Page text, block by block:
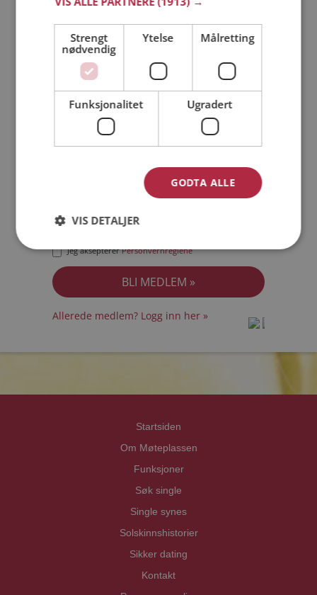
Bli medlem gratis!
Jeg er en:
Jeg akseptererPersonvernreglene
Allerede medlem? Logg inn her »
Startsiden
Om Møteplassen
Funksjoner
Søk single
Single synes
Solskinnshistorier
Sikker dating
Kontakt
Strengt
nødvendig
Ytelse Målretting
Funksjonalitet Ugradert
GODTA ALLE
VIS DETALJER